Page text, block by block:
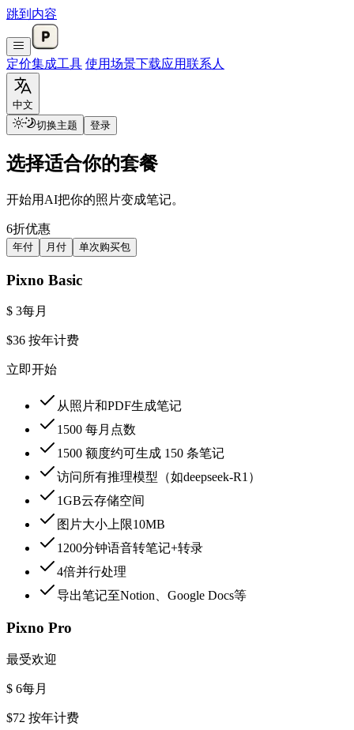
跳到内容
定价集成工具 使用场景下载应用联系人
中文
切换主题
登录
选择适合你的套餐
开始用AI把你的照片变成笔记。
6折优惠
年付 月付 单次购买包
Pixno Basic
$ 3每月
$36 按年计费
立即开始
从照片和PDF生成笔记
1500 每月点数
1500 额度约可生成 150 条笔记
访问所有推理模型（如deepseek-R1）
1GB云存储空间
图片大小上限10MB
1200分钟语音转笔记+转录
4倍并行处理
导出笔记至Notion、Google Docs等
Pixno Pro
最受欢迎
$ 6每月
$72 按年计费